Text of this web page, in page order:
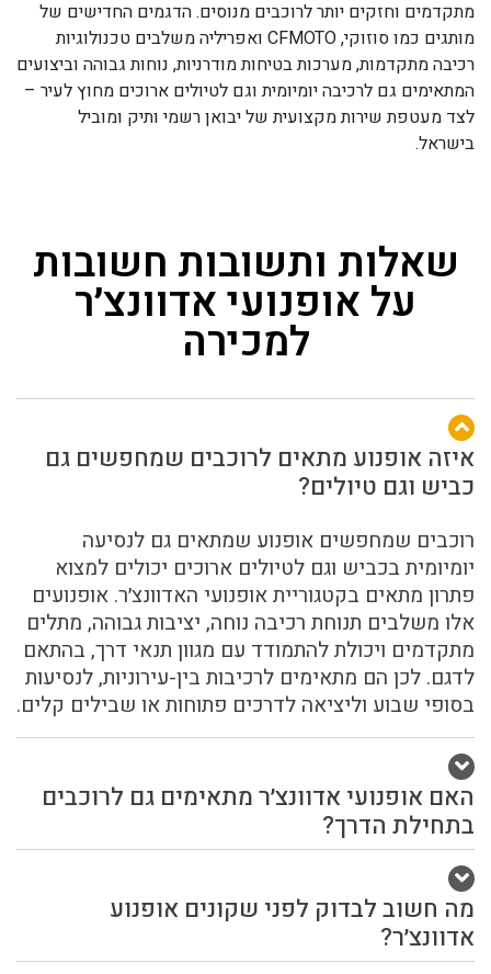
מתקדמים וחזקים יותר לרוכבים מנוסים. הדגמים החדישים של
מותגים כמו סוזוקי, CFMOTO ואפריליה משלבים טכנולוגיות
רכיבה מתקדמות, מערכות בטיחות מודרניות, נוחות גבוהה וביצועים
המתאימים גם לרכיבה יומיומית וגם לטיולים ארוכים מחוץ לעיר –
לצד מעטפת שירות מקצועית של יבואן רשמי ותיק ומוביל
בישראל.
שאלות ותשובות חשובות
על אופנועי אדוונצ׳ר
למכירה
איזה אופנוע מתאים לרוכבים שמחפשים גם
כביש וגם טיולים?
רוכבים שמחפשים אופנוע שמתאים גם לנסיעה
יומיומית בכביש וגם לטיולים ארוכים יכולים למצוא
פתרון מתאים בקטגוריית אופנועי האדוונצ׳ר. אופנועים
אלו משלבים תנוחת רכיבה נוחה, יציבות גבוהה, מתלים
מתקדמים ויכולת להתמודד עם מגוון תנאי דרך, בהתאם
לדגם. לכן הם מתאימים לרכיבות בין-עירוניות, לנסיעות
בסופי שבוע וליציאה לדרכים פתוחות או שבילים קלים.
האם אופנועי אדוונצ׳ר מתאימים גם לרוכבים
בתחילת הדרך?
מה חשוב לבדוק לפני שקונים אופנוע
אדוונצ׳ר?